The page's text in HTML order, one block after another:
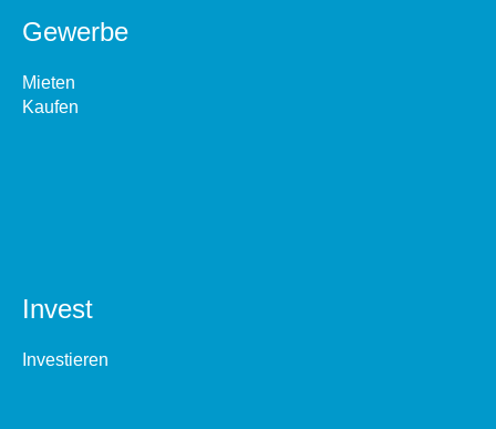
Gewerbe
Mieten
Kaufen
Invest
Investieren